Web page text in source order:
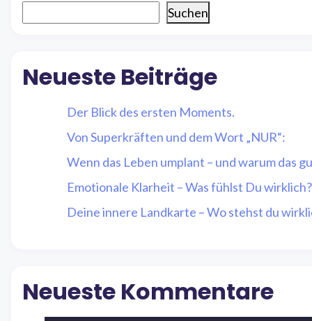
Suchen
Neueste Beiträge
Der Blick des ersten Moments.
Von Superkräften und dem Wort „NUR“:
Wenn das Leben umplant – und warum das
Emotionale Klarheit – Was fühlst Du wirklich?
Deine innere Landkarte – Wo stehst du
Neueste Kommentare